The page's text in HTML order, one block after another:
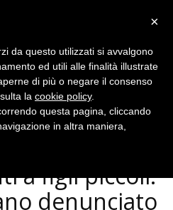
e picchia la
a figli piccoli:
denunciato
×
da questo utilizzati si avvalgono
ed utili alle finalità illustrate
di più o negare il consenso
la cookie policy.
questa pagina, cliccando
in altra maniera,